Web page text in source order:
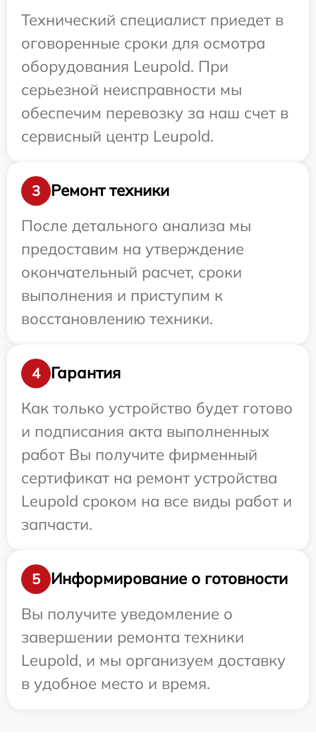
Технический специалист приедет в
оговоренные сроки для осмотра
оборудования Leupold. При
серьезной неисправности мы
обеспечим перевозку за наш счет в
сервисный центр Leupold.
3
Ремонт техники
После детального анализа мы
предоставим на утверждение
окончательный расчет, сроки
выполнения и приступим к
восстановлению техники.
4
Гарантия
Как только устройство будет готово
и подписания акта выполненных
работ Вы получите фирменный
сертификат на ремонт устройства
Leupold сроком на все виды работ и
запчасти.
5
Информирование о готовности
Вы получите уведомление о
завершении ремонта техники
Leupold, и мы организуем доставку
в удобное место и время.